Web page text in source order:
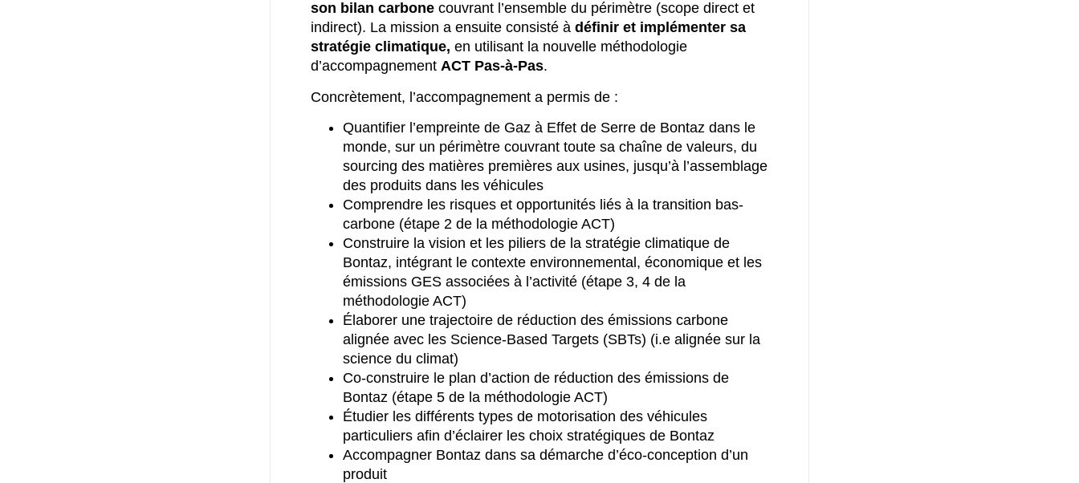
son bilan carbone couvrant l’ensemble du périmètre (scope direct et
indirect). La mission a ensuite consisté à définir et implémenter sa
stratégie climatique, en utilisant la nouvelle méthodologie
d’accompagnement ACT Pas-à-Pas.
Concrètement, l’accompagnement a permis de :
Quantifier l’empreinte de Gaz à Effet de Serre de Bontaz dans le
monde, sur un périmètre couvrant toute sa chaîne de valeurs, du
sourcing des matières premières aux usines, jusqu’à l’assemblage
des produits dans les véhicules
Comprendre les risques et opportunités liés à la transition bas-
carbone (étape 2 de la méthodologie ACT)
Construire la vision et les piliers de la stratégie climatique de
Bontaz, intégrant le contexte environnemental, économique et les
émissions GES associées à l’activité (étape 3, 4 de la
méthodologie ACT)
Élaborer une trajectoire de réduction des émissions carbone
alignée avec les Science-Based Targets (SBTs) (i.e alignée sur la
science du climat)
Co-construire le plan d’action de réduction des émissions de
Bontaz (étape 5 de la méthodologie ACT)
Étudier les différents types de motorisation des véhicules
particuliers afin d’éclairer les choix stratégiques de Bontaz
Accompagner Bontaz dans sa démarche d’éco-conception d’un
produit